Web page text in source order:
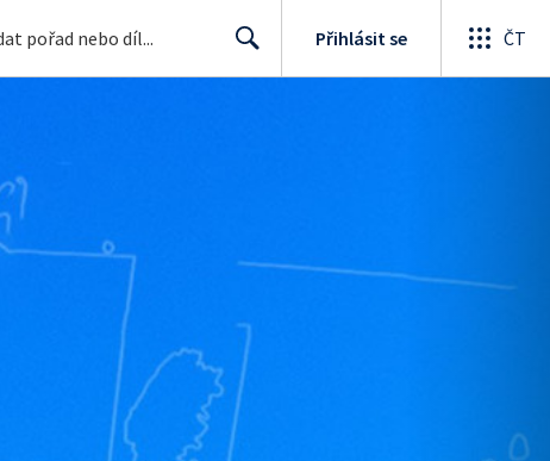
Přihlásit se ČT